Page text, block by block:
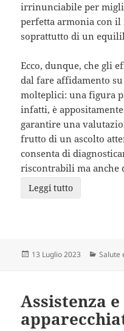
irrinunciabile per
perfetta armonia con il
soprattutto di un
Ecco, dunque, che gli
dal fare affidamento
molteplici: una figura
infatti, è
garantire una
frutto di un ascolto
consenta di
riscontrabili ma anche
Leggi tutto
Scritto
13 Luglio 2023 Salute
Assistenza